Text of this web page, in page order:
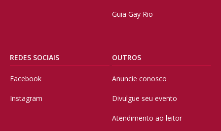
Guia Gay Rio
REDES SOCIAIS
Facebook
Instagram
OUTROS
Anuncie conosco
Divulgue seu evento
Atendimento ao leitor